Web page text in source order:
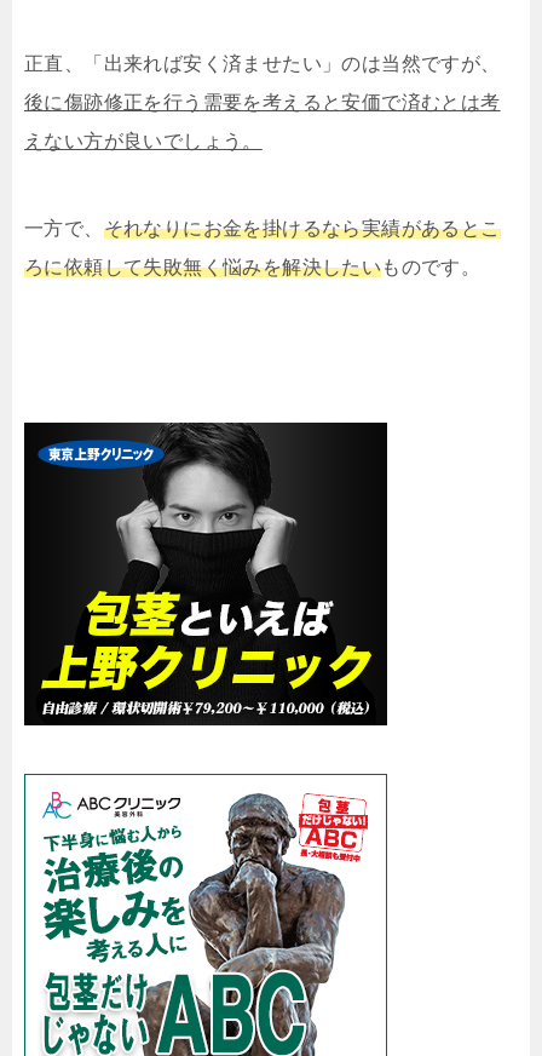
正直、「出来れば安く済ませたい」のは当然ですが、
後に傷跡修正を行う需要を考えると安価で済むとは考
えない方が良いでしょう。
一方で、 それなりにお金を掛けるなら実績があるとこ
ろに依頼して失敗無く悩みを解決したいものです。